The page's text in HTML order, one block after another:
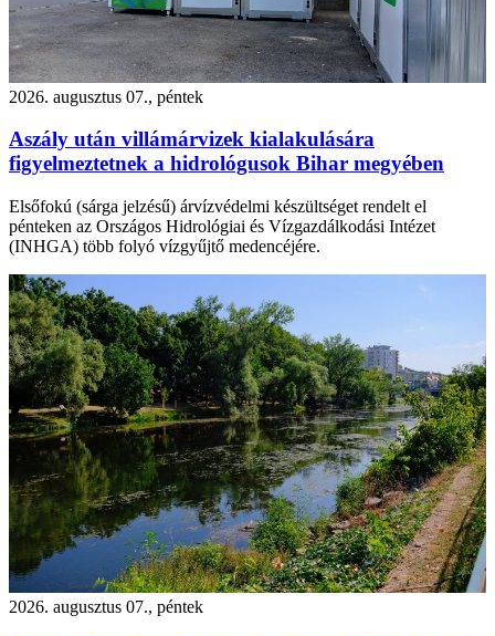
2026. augusztus 07., péntek
Aszály után villámárvizek kialakulására
figyelmeztetnek a hidrológusok Bihar megyében
Elsőfokú (sárga jelzésű) árvízvédelmi készültséget rendelt el
pénteken az Országos Hidrológiai és Vízgazdálkodási Intézet
(INHGA) több folyó vízgyűjtő medencéjére.
2026. augusztus 07., péntek